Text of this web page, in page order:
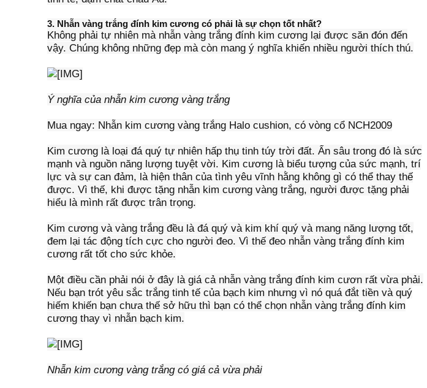
3. Nhẫn vàng trắng đính kim cương có phải là sự chọn tốt nhất?
Không phải tự nhiên mà nhẫn vàng trắng đính kim cương lại được săn đón đến
vậy. Chúng không những đẹp mà còn mang ý nghĩa khiến nhiều người thích thú.
Ý nghĩa của nhẫn kim cương vàng trắng
Mua ngay: Nhẫn kim cương vàng trắng Halo cushion, có vòng cổ NCH2009
Kim cương là loại đá quý tự nhiên hấp thụ tinh túy trời đất. Ẩn sâu trong đó là sức
mạnh và nguồn năng lượng tuyệt vời. Kim cương là biểu tượng của sức mạnh, trí
lực và sự can đảm, là hiện thân của tình yêu vĩnh hằng không gì có thể thay thế
được. Vì thế, khi được tặng nhẫn kim cương vàng trắng, người được tặng phải
hiểu là mình rất được trân trọng.
Kim cương và vàng trắng đều là đá quý và kim khí quý và mang năng lượng tốt,
đem lại tác động tích cực cho người đeo. Vì thế đeo nhẫn vàng trắng đính kim
cương rất tốt cho sức khỏe.
Một điều cần phải nói ở đây là giá cả nhẫn vàng trắng đính kim cươn rất vừa phải.
Nếu bạn trót yêu sắc trắng tinh tế của bạch kim nhưng vì nó quá đắt tiền và quý
hiếm khiến bạn chưa thế sở hữu thì bạn có thể chọn nhẫn vàng trắng đính kim
cương thay vì nhẫn bạch kim.
Nhẫn kim cương vàng trắng có giá cả vừa phải